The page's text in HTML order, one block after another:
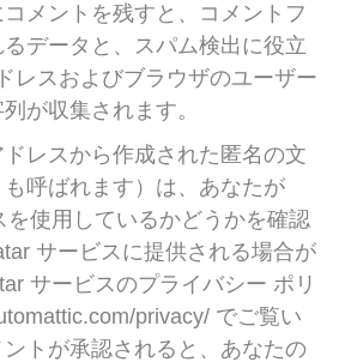
メントを残すと、コメントフ
データと、スパム検出に役立
レスおよびブラウザのユーザー
が収集されます。
レスから作成された匿名の文
呼ばれます）は、あなたが
を使用しているかどうかを確認
サービスに提供される場合が
サービスのプライバシー ポリ
privacy/ でご覧い
トが承認されると、あなたの